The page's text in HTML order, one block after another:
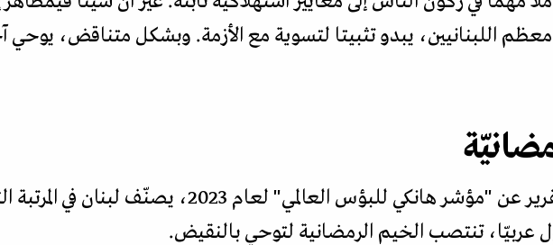
معظم اللبنانيين، يبدو تثبيتا لتسوية مع الأزمة. وبشكل متناقض، يوحي
في أثناء صدور تقرير عن "مؤشر هانكي للبؤس العالمي"
عربيّا، تنتصب الخيم الرمضانية لتوحي بالنقيض.